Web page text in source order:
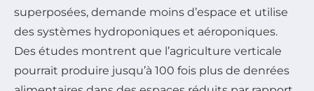
superposées, demande moins d’espace et utilise
des systèmes hydroponiques et aéroponiques.
Des études montrent que l’agriculture verticale
pourrait produire jusqu’à 100 fois plus de denrées